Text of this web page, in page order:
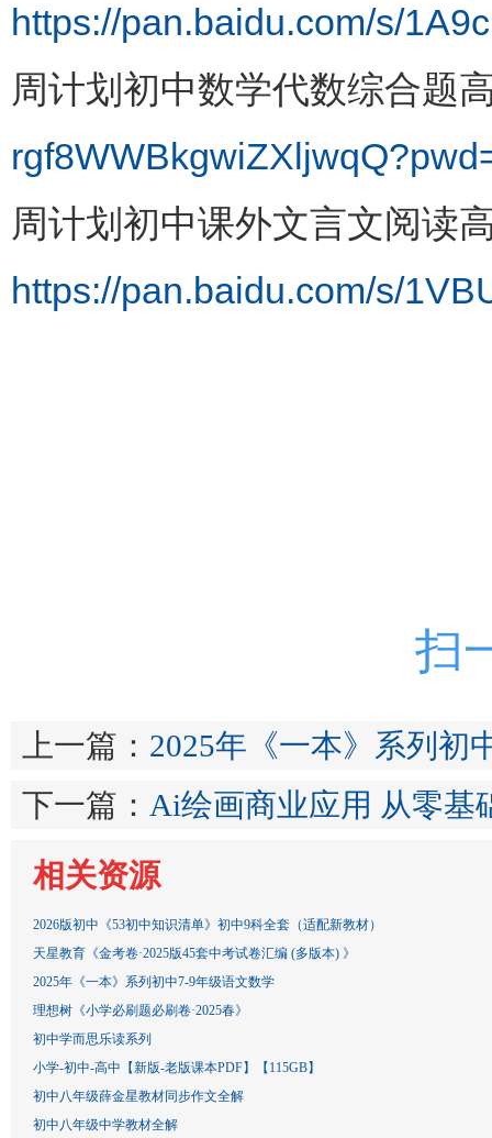
https://pan.baidu.com/s/
周计划初中数学代数综合
周计划初中课外文言文阅
https://pan.baidu.com/s/
扫
上一篇： 2025年《一本》系列初
下一篇： Ai绘画商业应用 从零基
相关资源
2026版初中《53初中知识清单》初中9科全套（适配新教材）
天星教育《金考卷·2025版45套中考试卷汇编 (多版本) 》
2025年《一本》系列初中7-9年级语文数学
理想树《小学必刷题必刷卷·2025春》
初中学而思乐读系列
小学-初中-高中【新版-老版课本PDF】【115GB】
初中八年级薛金星教材同步作文全解
初中八年级中学教材全解